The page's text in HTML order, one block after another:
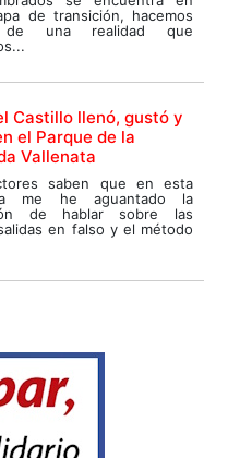
de transición, hacemos
de una realidad que
Castillo llenó, gustó y
el Parque de la
Vallenata
saben que en esta
me he aguantado la
de hablar sobre las
en falso y el método